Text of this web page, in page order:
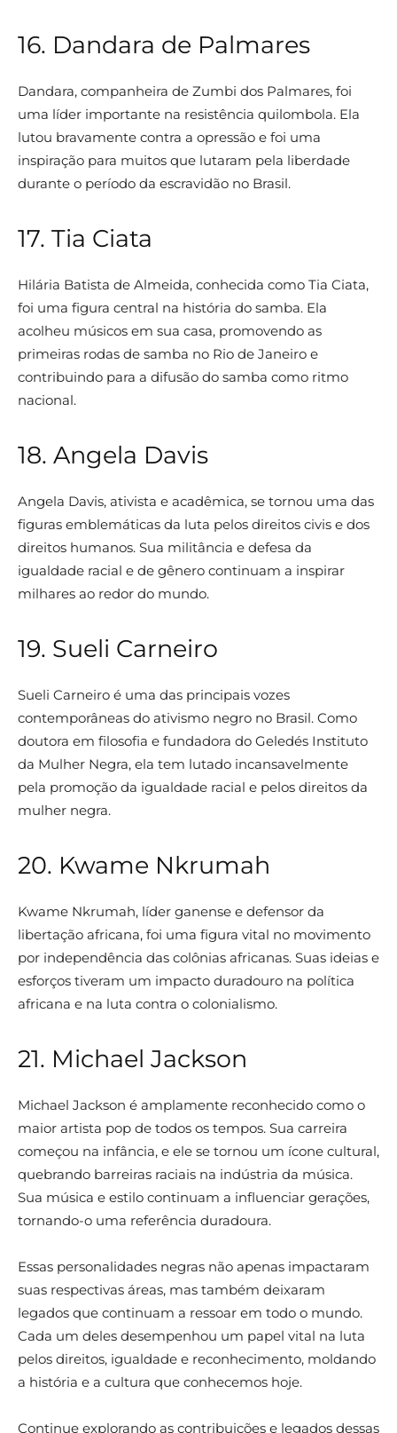
16. Dandara de Palmares
Dandara, companheira de Zumbi dos Palmares, foi
uma líder importante na resistência quilombola. Ela
lutou bravamente contra a opressão e foi uma
inspiração para muitos que lutaram pela liberdade
durante o período da escravidão no Brasil.
17. Tia Ciata
Hilária Batista de Almeida, conhecida como Tia Ciata,
foi uma figura central na história do samba. Ela
acolheu músicos em sua casa, promovendo as
primeiras rodas de samba no Rio de Janeiro e
contribuindo para a difusão do samba como ritmo
nacional.
18. Angela Davis
Angela Davis, ativista e acadêmica, se tornou uma das
figuras emblemáticas da luta pelos direitos civis e dos
direitos humanos. Sua militância e defesa da
igualdade racial e de gênero continuam a inspirar
milhares ao redor do mundo.
19. Sueli Carneiro
Sueli Carneiro é uma das principais vozes
contemporâneas do ativismo negro no Brasil. Como
doutora em filosofia e fundadora do Geledés Instituto
da Mulher Negra, ela tem lutado incansavelmente
pela promoção da igualdade racial e pelos direitos da
mulher negra.
20. Kwame Nkrumah
Kwame Nkrumah, líder ganense e defensor da
libertação africana, foi uma figura vital no movimento
por independência das colônias africanas. Suas ideias e
esforços tiveram um impacto duradouro na política
africana e na luta contra o colonialismo.
21. Michael Jackson
Michael Jackson é amplamente reconhecido como o
maior artista pop de todos os tempos. Sua carreira
começou na infância, e ele se tornou um ícone cultural,
quebrando barreiras raciais na indústria da música.
Sua música e estilo continuam a influenciar gerações,
tornando-o uma referência duradoura.
Essas personalidades negras não apenas impactaram
suas respectivas áreas, mas também deixaram
legados que continuam a ressoar em todo o mundo.
Cada um deles desempenhou um papel vital na luta
pelos direitos, igualdade e reconhecimento, moldando
a história e a cultura que conhecemos hoje.
Continue explorando as contribuições e legados dessas